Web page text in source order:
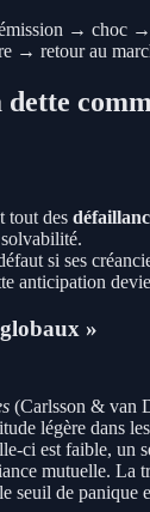
émission → choc
→ retour au
tout des
si ses
anticipation
»
(Carlsson & van
légère dans
ci est faible, un
mutuelle. La
seuil de panique